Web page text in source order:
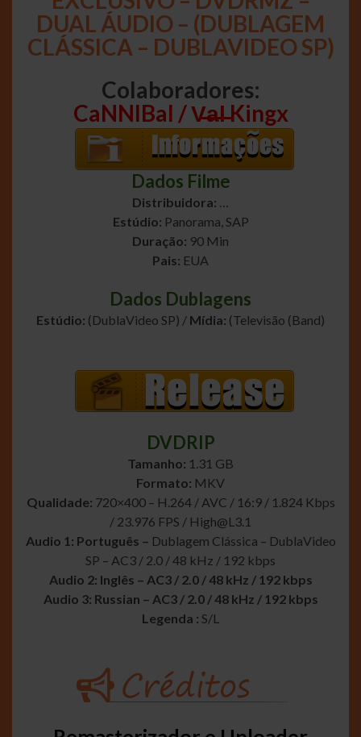
DUAL ÁUDIO – (DUBLAGEM
CLÁSSICA – DUBLAVIDEO SP)
Colaboradores:
CaNNIBal / V̶a̶l̶ Kingx
Dados Filme
Distribuidora: …
Estúdio: Panorama, SAP
Duração: 90 Min
Pais: EUA
Dados Dublagens
Estúdio: (DublaVideo SP) / Mídia: (Televisão (Band)
DVDRIP
Tamanho: 1.31 GB
Formato: MKV
Qualidade: 720×400 – H.264 / AVC / 16:9 / 1.824 Kbps
/ 23.976 FPS / High@L3.1
Audio 1: Português – Dublagem Clássica – DublaVideo
SP – AC3 / 2.0 / 48 kHz / 192 kbps
Audio 2: Inglês – AC3 / 2.0 / 48 kHz / 192 kbps
Audio 3: Russian – AC3 / 2.0 / 48 kHz / 192 kbps
Legenda : S/L